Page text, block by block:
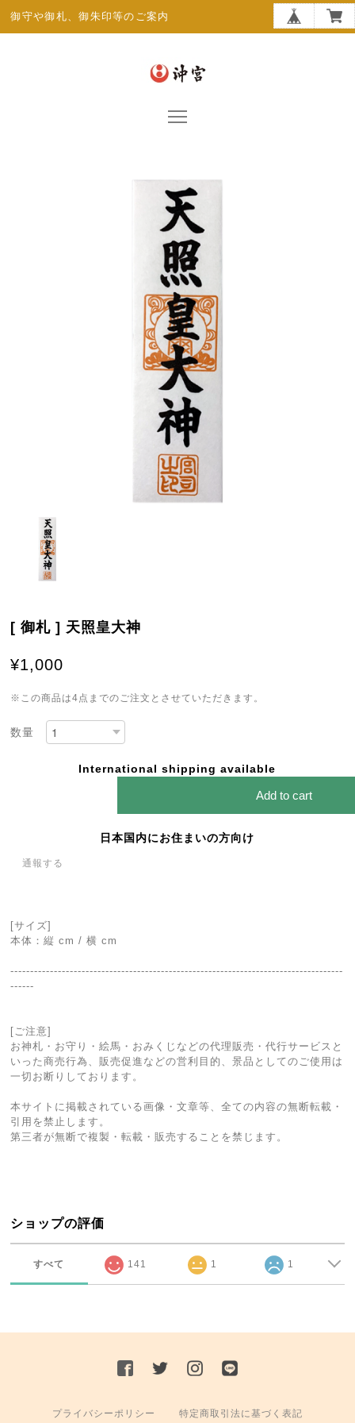
御守や御札、御朱印等のご案内
[ 御札 ] 天照皇大神
¥1,000
※この商品は4点までのご注文とさせていただきます。
数量
International shipping available
Add to cart
日本国内にお住まいの方向け
通報する
[サイズ]
本体：縦 cm / 横 cm
------------------------------------------------------------------------------------
------
[ご注意]
お神札・お守り・絵馬・おみくじなどの代理販売・代行サービスと
いった商売行為、販売促進などの営利目的、景品としてのご使用は
一切お断りしております。
本サイトに掲載されている画像・文章等、全ての内容の無断転載・
引用を禁止します。
第三者が無断で複製・転載・販売することを禁じます。
ショップの評価
すべて 141 1 1
プライバシーポリシー 特定商取引法に基づく表記